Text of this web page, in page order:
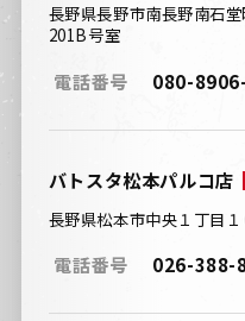
長野県長野市南長野南石
201B号室
電話番号 080-
バトスタ松本パルコ店
長野県松本市中央１丁目
電話番号 026-388-